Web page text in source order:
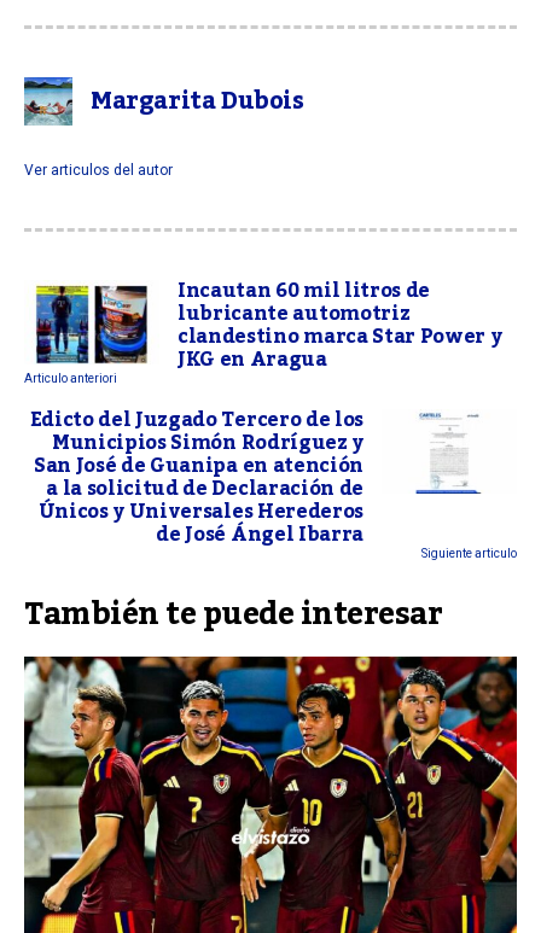
Margarita Dubois
Ver articulos del autor
Incautan 60 mil litros de
lubricante automotriz
clandestino marca Star Power y
JKG en Aragua
Articulo anteriori
Edicto del Juzgado Tercero de los
Municipios Simón Rodríguez y
San José de Guanipa en atención
a la solicitud de Declaración de
Únicos y Universales Herederos
de José Ángel Ibarra Siguiente articulo
También te puede interesar